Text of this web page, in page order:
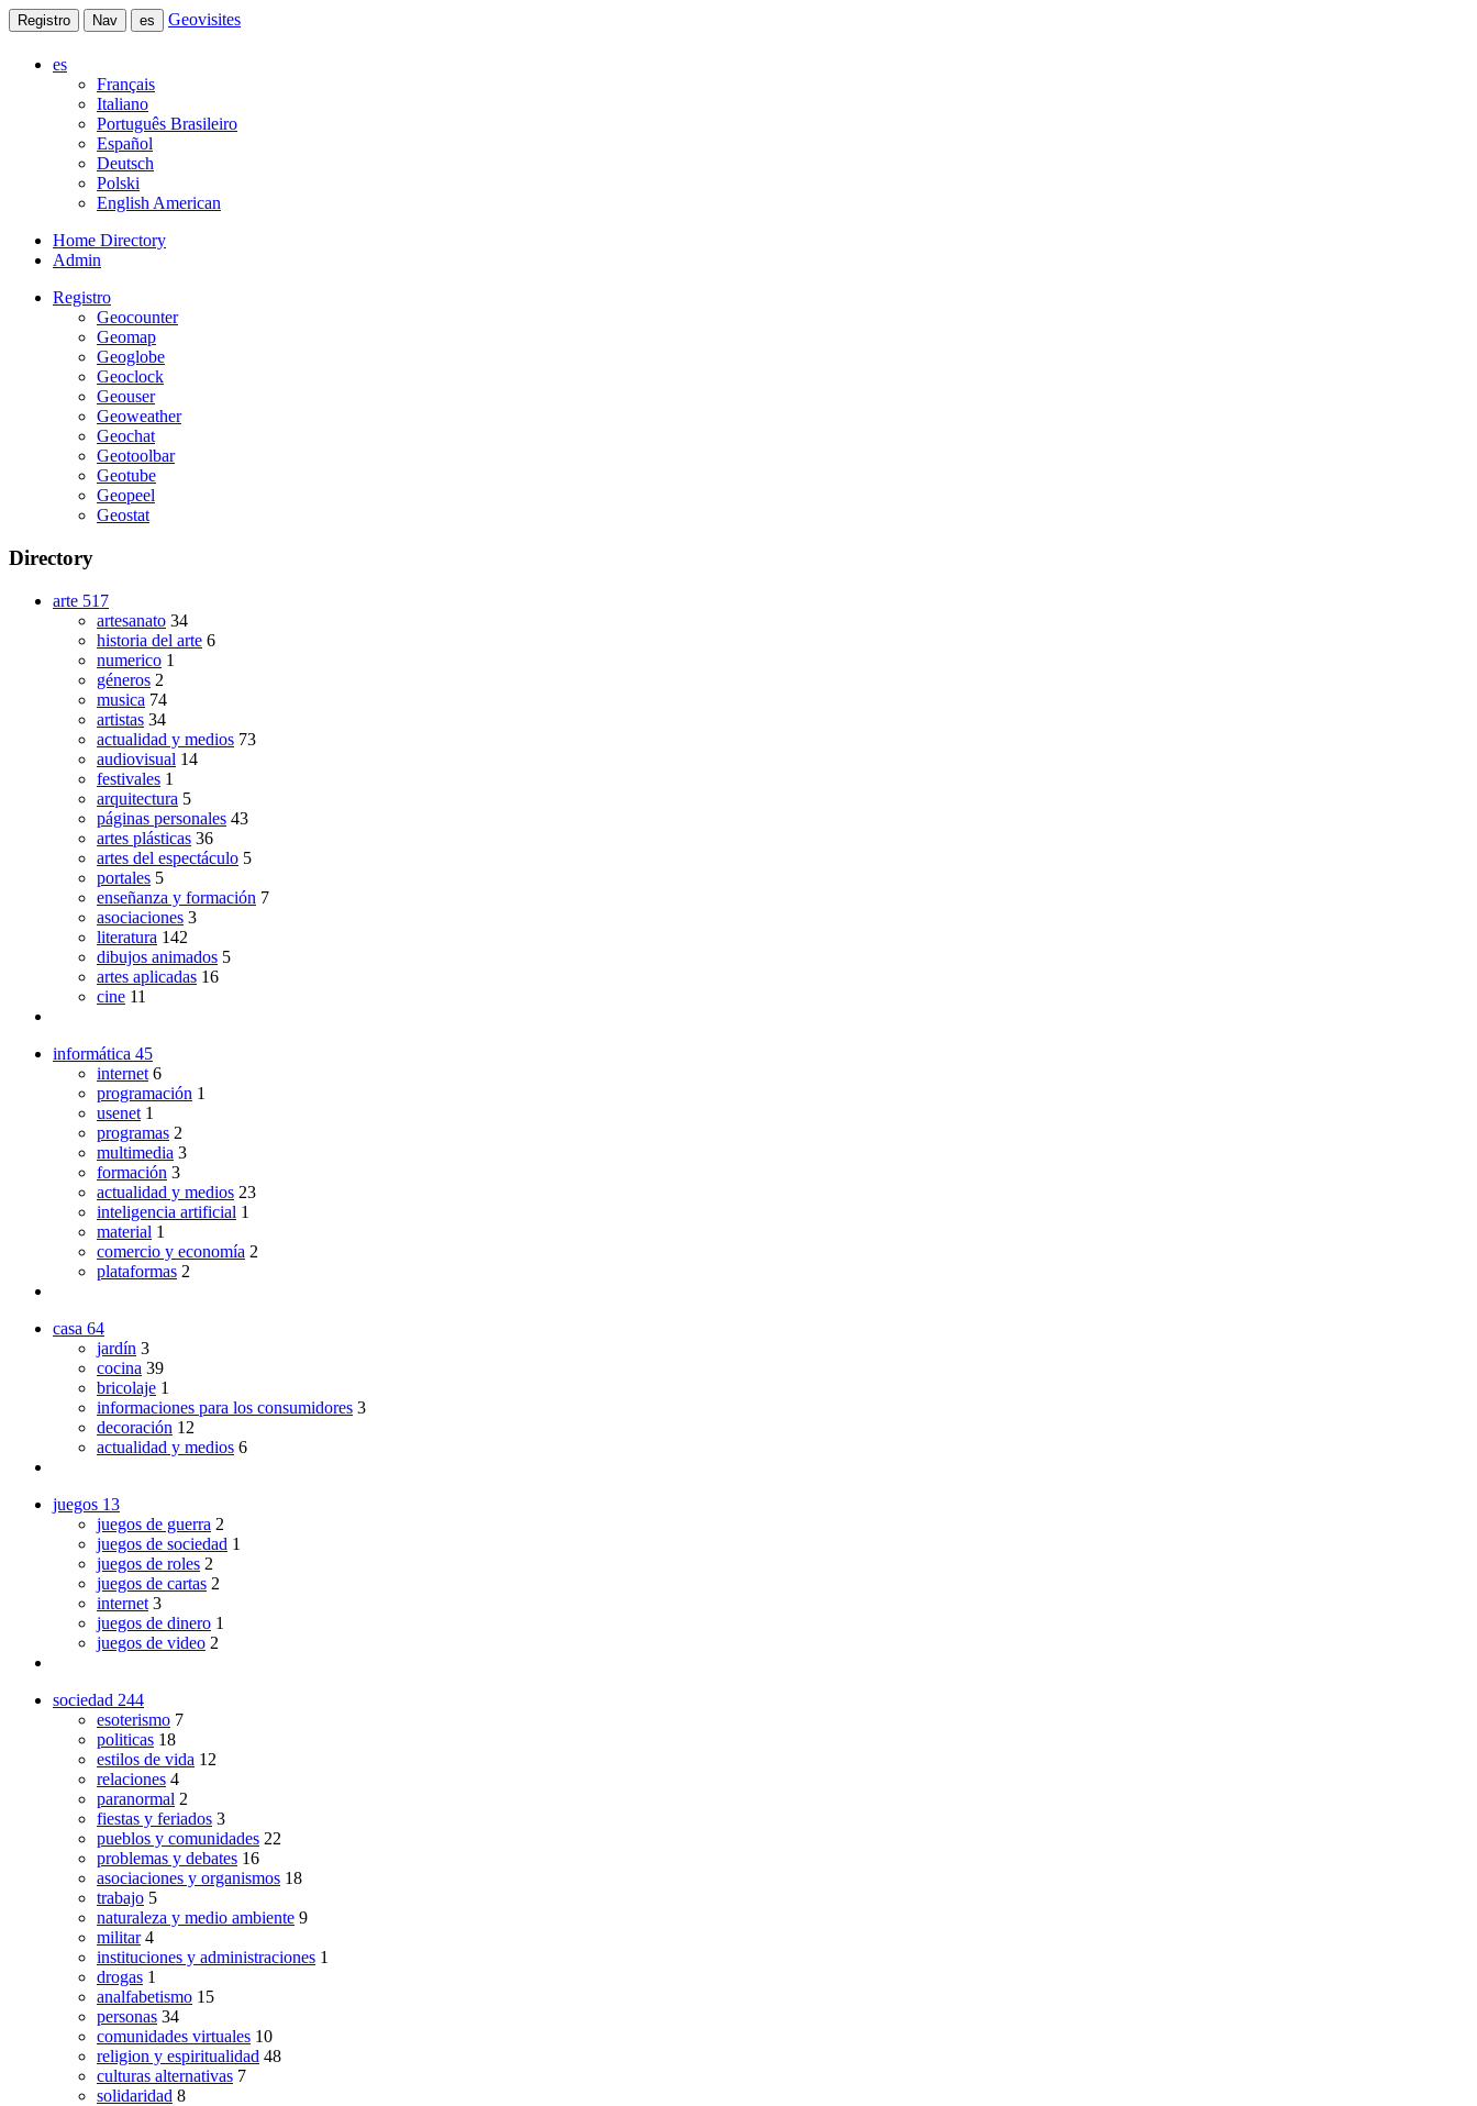
Registro Nav es Geovisites
es
Français
Italiano
Português Brasileiro
Español
Deutsch
Polski
English American
Home Directory
Admin
Registro
Geocounter
Geomap
Geoglobe
Geoclock
Geouser
Geoweather
Geochat
Geotoolbar
Geotube
Geopeel
Geostat
Directory
arte 517
artesanato 34
historia del arte 6
numerico 1
géneros 2
musica 74
artistas 34
actualidad y medios 73
audiovisual 14
festivales 1
arquitectura 5
páginas personales 43
artes plásticas 36
artes del espectáculo 5
portales 5
enseñanza y formación 7
asociaciones 3
literatura 142
dibujos animados 5
artes aplicadas 16
cine 11
informática 45
internet 6
programación 1
usenet 1
programas 2
multimedia 3
formación 3
actualidad y medios 23
inteligencia artificial 1
material 1
comercio y economía 2
plataformas 2
casa 64
jardín 3
cocina 39
bricolaje 1
informaciones para los consumidores 3
decoración 12
actualidad y medios 6
juegos 13
juegos de guerra 2
juegos de sociedad 1
juegos de roles 2
juegos de cartas 2
internet 3
juegos de dinero 1
juegos de video 2
sociedad 244
esoterismo 7
politicas 18
estilos de vida 12
relaciones 4
paranormal 2
fiestas y feriados 3
pueblos y comunidades 22
problemas y debates 16
asociaciones y organismos 18
trabajo 5
naturaleza y medio ambiente 9
militar 4
instituciones y administraciones 1
drogas 1
analfabetismo 15
personas 34
comunidades virtuales 10
religion y espiritualidad 48
culturas alternativas 7
solidaridad 8